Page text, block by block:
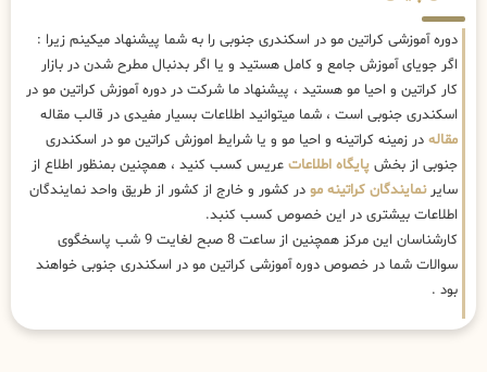
دوره آموزشی کراتین مو در اسکندری جنوبی را به شما پیشنهاد میکینم زیرا :
اگر جویای آموزش جامع و کامل هستید و یا اگر بدنبال مطرح شدن در بازار
کار کراتین و احیا مو هستید ، پیشنهاد ما شرکت در دوره آموزش کراتین مو در
اسکندری جنوبی است ، شما میتوانید اطلاعات بسیار مفیدی در قالب مقاله
مقاله در زمینه کراتینه و احیا مو و یا شرایط اموزش کراتین مو در اسکندری
جنوبی از بخش پایگاه اطلاعات عریس کسب کنید ، همچنین بمنظور اطلاع از
سایرنمایندگان کراتینه مو در کشور و خارج از کشور از طریق واحد نمایندگان
اطلاعات بیشتری در این خصوص کسب کنبد.
کارشناسان این مرکز همچنین از ساعت 8 صبح لغایت 9 شب پاسخگوی
سوالات شما در خصوص دوره آموزشی کراتین مو در اسکندری جنوبی خواهند
بود .